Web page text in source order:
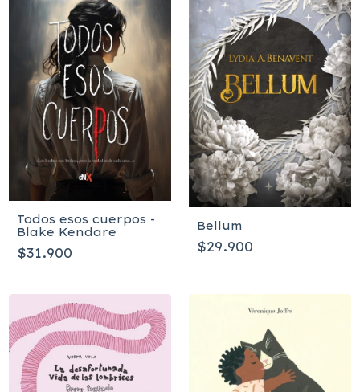
Todos esos cuerpos -
Blake Kendare
$31.900
Bellum
$29.900